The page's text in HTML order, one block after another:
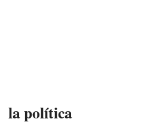
la política